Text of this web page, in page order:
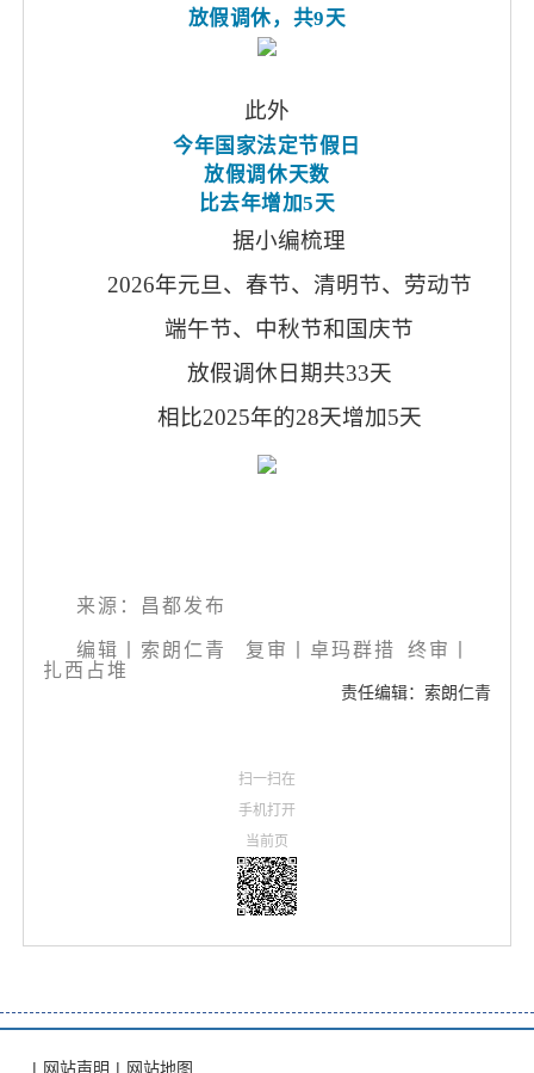
放假调休，共9天
此外
今年国家法定节假日
放假调休天数
比去年增加5天
据小编梳理
2026年元旦、春节、清明节、劳动节
端午节、中秋节和国庆节
放假调休日期共33天
相比2025年的28天增加5天
来源：昌都发布
编辑丨索朗仁青
复审丨卓玛群措 终审丨
扎西占堆
责任编辑：索朗仁青
扫一扫在
手机打开
当前页
| 网站声明 | 网站地图